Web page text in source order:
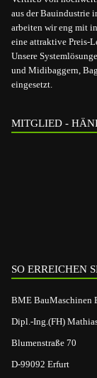
aus der Bauindustrie
arbeiten wir eng mit
eine attraktive Preis-
Unsere
und Midibaggern,
eingesetzt.
MITGLIED -
SO ERREICHEN
BME BauMaschinen
Dipl.-Ing.(FH)
Blumenstraße 70
D-99092 Erfurt